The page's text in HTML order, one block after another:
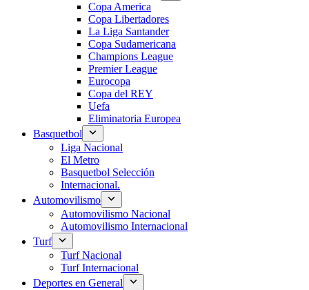
Copa America
Copa Libertadores
La Liga Santander
Copa Sudamericana
Champions League
Premier League
Eurocopa
Copa del REY
Uefa
Eliminatoria Europea
Basquetbol
Liga Nacional
El Metro
Basquetbol Selección
Internacional.
Automovilismo
Automovilismo Nacional
Automovilismo Internacional
Turf
Turf Nacional
Turf Internacional
Deportes en General